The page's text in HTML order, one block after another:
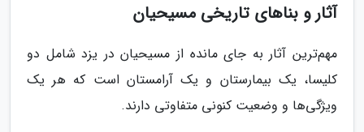
آثار و بناهای تاریخی مسیحیان
مهم‌ترین آثار به جای مانده از مسیحیان در یزد شامل دو
کلیسا، یک بیمارستان و یک آرامستان است که هر یک
ویژگی‌ها و وضعیت کنونی متفاوتی دارند.